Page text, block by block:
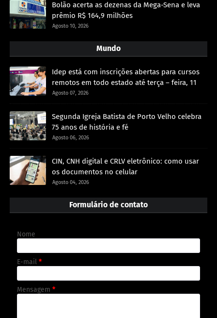
Bolão acerta as dezenas da Mega-Sena e leva
prêmio R$ 164,9 milhões
Agosto 10, 2026
Mundo
Idep está com inscrições abertas para cursos
remotos em todo estado até terça – feira, 11
Agosto 07, 2026
Segunda Igreja Batista de Porto Velho celebra
75 anos de história e fé
Agosto 06, 2026
CIN, CNH digital e CRLV eletrônico: como usar
os documentos no celular
Agosto 04, 2026
Formulário de contato
Nome
E-mail *
Mensagem *